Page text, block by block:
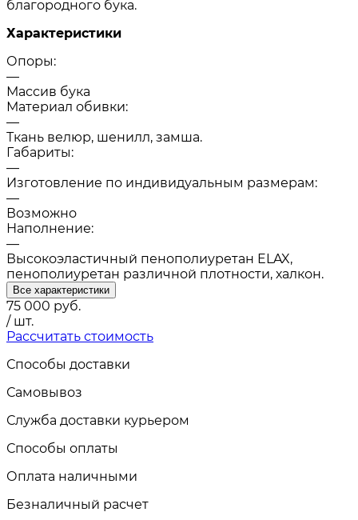
благородного бука.
Характеристики
Опоры:
—
Массив бука
Материал обивки:
—
Ткань велюр, шенилл, замша.
Габариты:
—
Изготовление по индивидуальным размерам:
—
Возможно
Наполнение:
—
Высокоэластичный пенополиуретан ELAX,
пенополиуретан различной плотности, халкон.
Все характеристики
75 000 руб.
/ шт.
Рассчитать стоимость
Способы доставки
Самовывоз
Служба доставки курьером
Способы оплаты
Оплата наличными
Безналичный расчет